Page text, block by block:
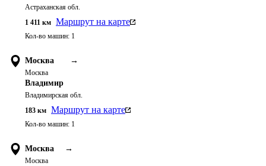
Астраханская обл.
1 411 км Маршрут на карте
Кол-во машин: 1
Москва →
Москва
Владимир
Владимирская обл.
183 км Маршрут на карте
Кол-во машин: 1
Москва →
Москва